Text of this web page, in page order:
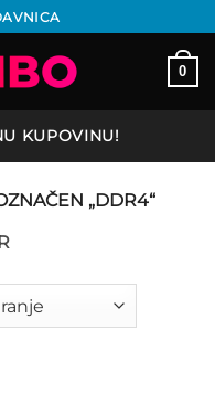
0
KUPOVINU!
„DDR4“